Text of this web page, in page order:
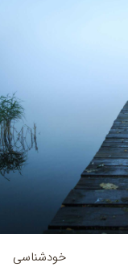
خودشناسی